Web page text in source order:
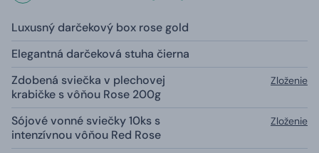
Luxusný darčekový box rose gold
Elegantná darčeková stuha čierna
Zdobená sviečka v plechovej
krabičke s vôňou Rose 200g
Zloženie
Sójové vonné sviečky 10ks s
intenzívnou vôňou Red Rose
Zloženie